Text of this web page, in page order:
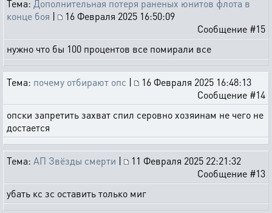
Тема: Дополнительная потеря раненых юнитов флота в
конце боя |
16 Февраля 2025 16:50:09
Сообщение #15
нужно что бы 100 процентов все помирали все
Тема: почему отбирают опс |
16 Февраля 2025 16:48:13
Сообщение #14
опски запретить захват спил серовно хозяинам не чего не
достается
Тема: АП Звёзды смерти |
11 Февраля 2025 22:21:32
Сообщение #13
убать кс зс оставить только миг